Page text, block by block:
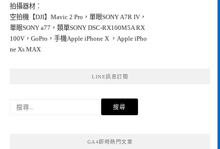
拍攝器材：
空拍機【DJI】Mavic 2 Pro，單眼SONY A7R IV，
單眼SONY a77，類單SONY DSC-RX100M5A RX
100V，GoPro，手機Apple iPhone X ，Apple iPho
ne Xs MAX
LINE訊息訂閱
GA4即時熱門文章